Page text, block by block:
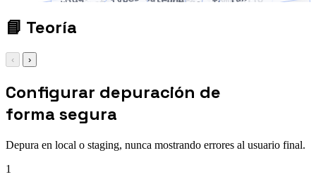
Customizer
📘 Teoría
‹ ›
Configurar depuración de
forma segura
Depura en local o staging, nunca mostrando errores al usuario final.
1